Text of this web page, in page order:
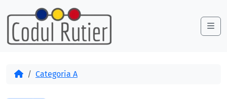
Skip to content
Skip to footer
AcasăCategoria A